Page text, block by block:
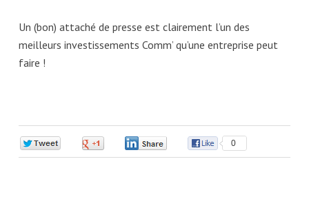
Un (bon) attaché de presse est clairement l’un des
meilleurs investissements Comm’ qu’une entreprise peut
faire !
0